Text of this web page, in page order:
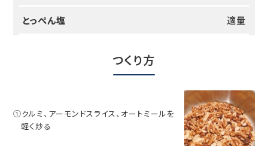
とっぺん塩 適量
つくり方
①クルミ、アーモンドスライス、オートミールを
軽く炒る